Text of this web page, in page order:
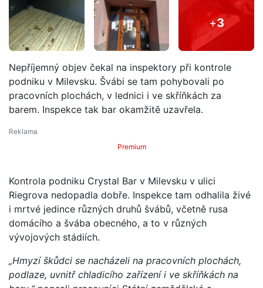
+3
Nepříjemný objev čekal na inspektory při kontrole
podniku v Milevsku. Švábi se tam pohybovali po
pracovních plochách, v lednici i ve skříňkách za
barem. Inspekce tak bar okamžitě uzavřela.
Premium
Kontrola podniku Crystal Bar v Milevsku v ulici
Riegrova nedopadla dobře. Inspekce tam odhalila živé
i mrtvé jedince různých druhů švábů, včetně rusa
domácího a švába obecného, a to v různých
vývojových stádiích.
„Hmyzí škůdci se nacházeli na pracovních plochách,
podlaze, uvnitř chladicího zařízení i ve skříňkách na